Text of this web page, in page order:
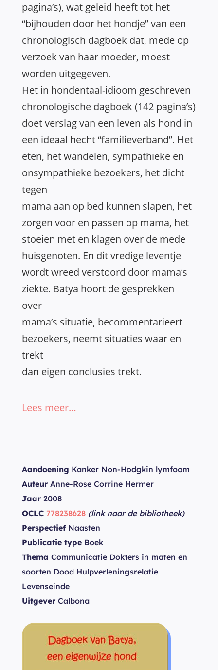
pagina’s), wat geleid heeft tot het
“bijhouden door het hondje” van een
chronologisch dagboek dat, mede op
verzoek van haar moeder, moest
worden uitgegeven.
Het in hondentaal-idioom geschreven
chronologische dagboek (142 pagina’s)
doet verslag van een leven als hond in
een ideaal hecht “familieverband”. Het
eten, het wandelen, sympathieke en
onsympathieke bezoekers, het dicht
tegen
mama aan op bed kunnen slapen, het
zorgen voor en passen op mama, het
stoeien met en klagen over de mede
huisgenoten. En dit vredige leventje
wordt wreed verstoord door mama’s
ziekte. Batya hoort de gesprekken
over
mama’s situatie, becommentarieert
bezoekers, neemt situaties waar en
trekt
dan eigen conclusies trekt.
Lees meer…
Aandoening Kanker Non-Hodgkin lymfoom
Auteur Anne-Rose Corrine Hermer
Jaar 2008
OCLC 778238628 (link naar de bibliotheek)
PerspectiefNaasten
Publicatie type Boek
Thema Communicatie Dokters in maten en
soorten Dood Hulpverleningsrelatie
Levenseinde
Uitgever Calbona